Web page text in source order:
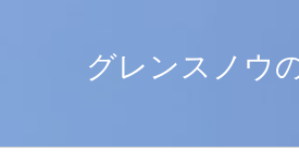
グレンスノウ